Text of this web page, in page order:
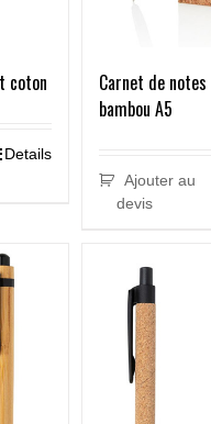
coton
Details
Carnet de
bambou A5
Ajouter au
devis